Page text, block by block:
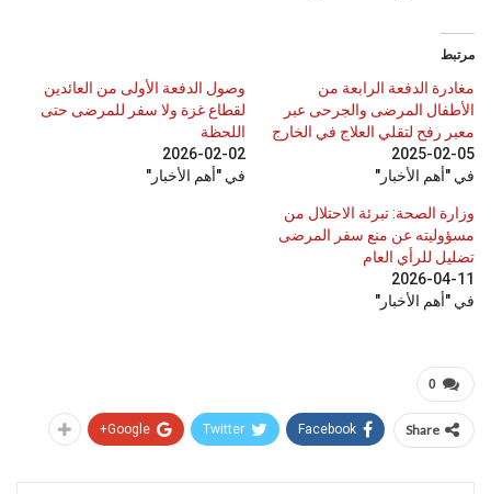
مرتبط
مغادرة الدفعة الرابعة من
الأطفال المرضى والجرحى عبر
معبر رفح لتقلي العلاج في الخارج
2025-02-05
في "أهم الأخبار"
وصول الدفعة الأولى من العائدين
لقطاع غزة ولا سفر للمرضى حتى
اللحظة
2026-02-02
في "أهم الأخبار"
وزارة الصحة: تبرئة الاحتلال من
مسؤوليته عن منع سفر المرضى
تضليل للرأي العام
2026-04-11
في "أهم الأخبار"
0
Share
Facebook
Twitter
Google+